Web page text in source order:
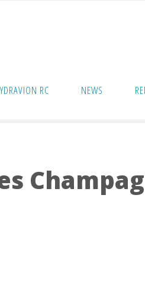
RC NEWS
2025